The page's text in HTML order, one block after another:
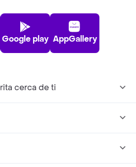
Google play AppGallery
cerca de ti